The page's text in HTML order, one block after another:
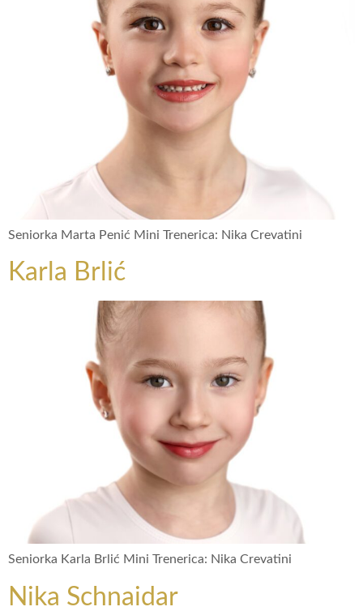
Seniorka Marta Penić Mini Trenerica: Nika Crevatini
Karla Brlić
Seniorka Karla Brlić Mini Trenerica: Nika Crevatini
Nika Schnaidar